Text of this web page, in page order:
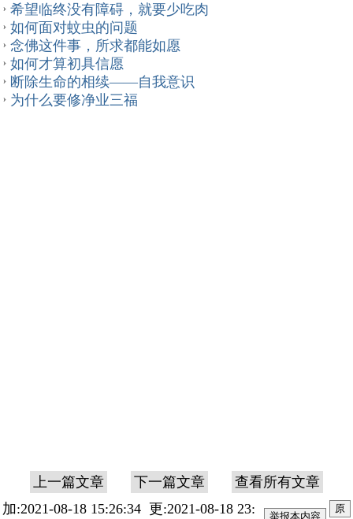
希望临终没有障碍，就要少吃肉
如何面对蚊虫的问题
念佛这件事，所求都能如愿
如何才算初具信愿
断除生命的相续——自我意识
为什么要修净业三福
上一篇文章 下一篇文章
查看所有文章
加:2021-08-18 15:26:34 更:2021-08-18 23:
原